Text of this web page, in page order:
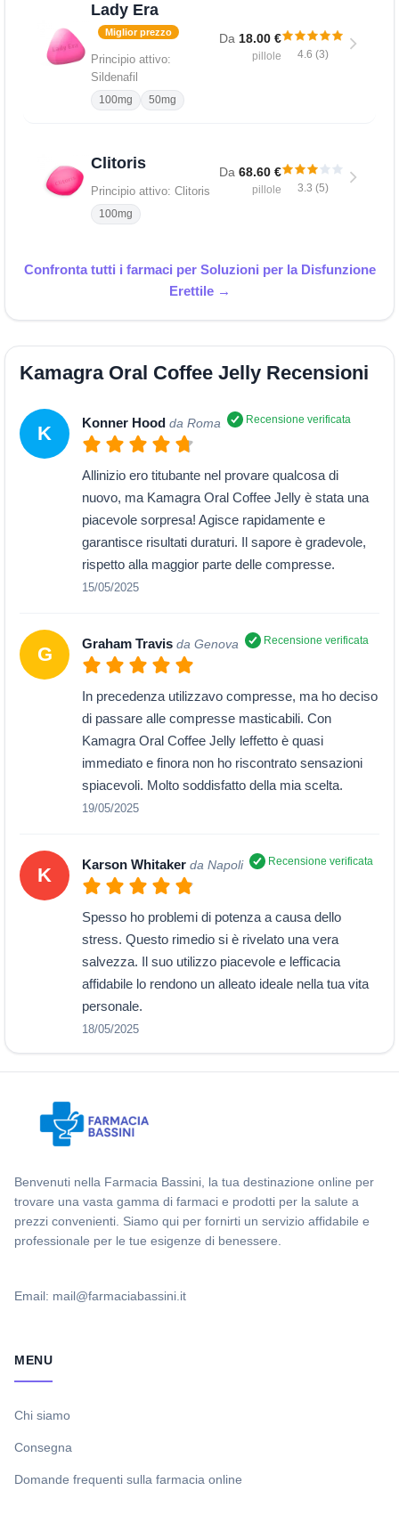
Lady Era
Miglior prezzo
Principio attivo:
Sildenafil
100mg 50mg
Da 18.00 €
pillole 4.6 (3)
Clitoris
Principio attivo: Clitoris
100mg
Da 68.60 €
pillole 3.3 (5)
Confronta tutti i farmaci per Soluzioni per la Disfunzione
Erettile →
Kamagra Oral Coffee Jelly Recensioni
K Konner Hood da Roma Recensione verificata
Allinizio ero titubante nel provare qualcosa di
nuovo, ma Kamagra Oral Coffee Jelly è stata una
piacevole sorpresa! Agisce rapidamente e
garantisce risultati duraturi. Il sapore è gradevole,
rispetto alla maggior parte delle compresse.
15/05/2025
G Graham Travis da Genova Recensione verificata
In precedenza utilizzavo compresse, ma ho deciso
di passare alle compresse masticabili. Con
Kamagra Oral Coffee Jelly leffetto è quasi
immediato e finora non ho riscontrato sensazioni
spiacevoli. Molto soddisfatto della mia scelta.
19/05/2025
K Karson Whitaker da Napoli Recensione verificata
Spesso ho problemi di potenza a causa dello
stress. Questo rimedio si è rivelato una vera
salvezza. Il suo utilizzo piacevole e lefficacia
affidabile lo rendono un alleato ideale nella tua vita
personale.
18/05/2025
Benvenuti nella Farmacia Bassini, la tua destinazione online per
trovare una vasta gamma di farmaci e prodotti per la salute a
prezzi convenienti. Siamo qui per fornirti un servizio affidabile e
professionale per le tue esigenze di benessere.
Email: mail@farmaciabassini.it
MENU
Chi siamo
Consegna
Domande frequenti sulla farmacia online